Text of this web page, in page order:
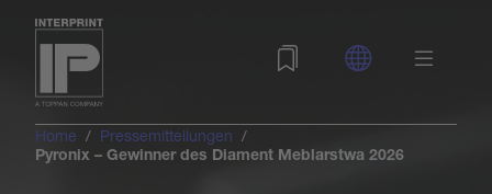
Home
Pressemitteilungen
Pyronix – Gewinner des Diament Meblarstwa 2026